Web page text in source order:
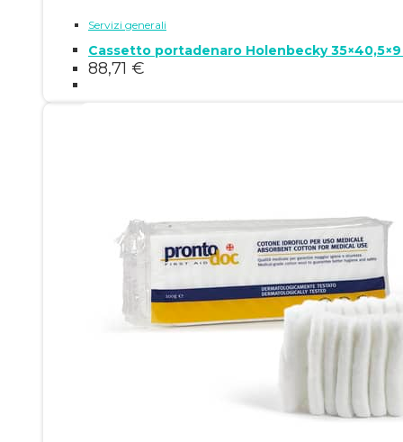
Servizi generali
Cassetto portadenaro Holenbecky
88,71 €